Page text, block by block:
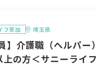
フ草加 埼玉県
】介護職（ヘルパ
の方＜サニーライ